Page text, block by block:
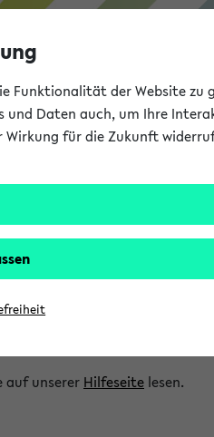
Kalenderanwendungen
auf unserer Hilfeseite lesen.
Funktionalität der Website zu
und Daten auch, um Ihre
für die Zukunft